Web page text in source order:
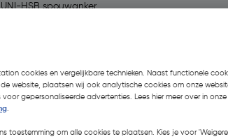
HSB spouwanker
€ 5,02
cookies en vergelijkbare technieken. Naast functionele
website, plaatsen wij ook analytische cookies om onze
gepersonaliseerde advertenties. Lees hier meer over in onze
.
toestemming om alle cookies te plaatsen. Kies je voor